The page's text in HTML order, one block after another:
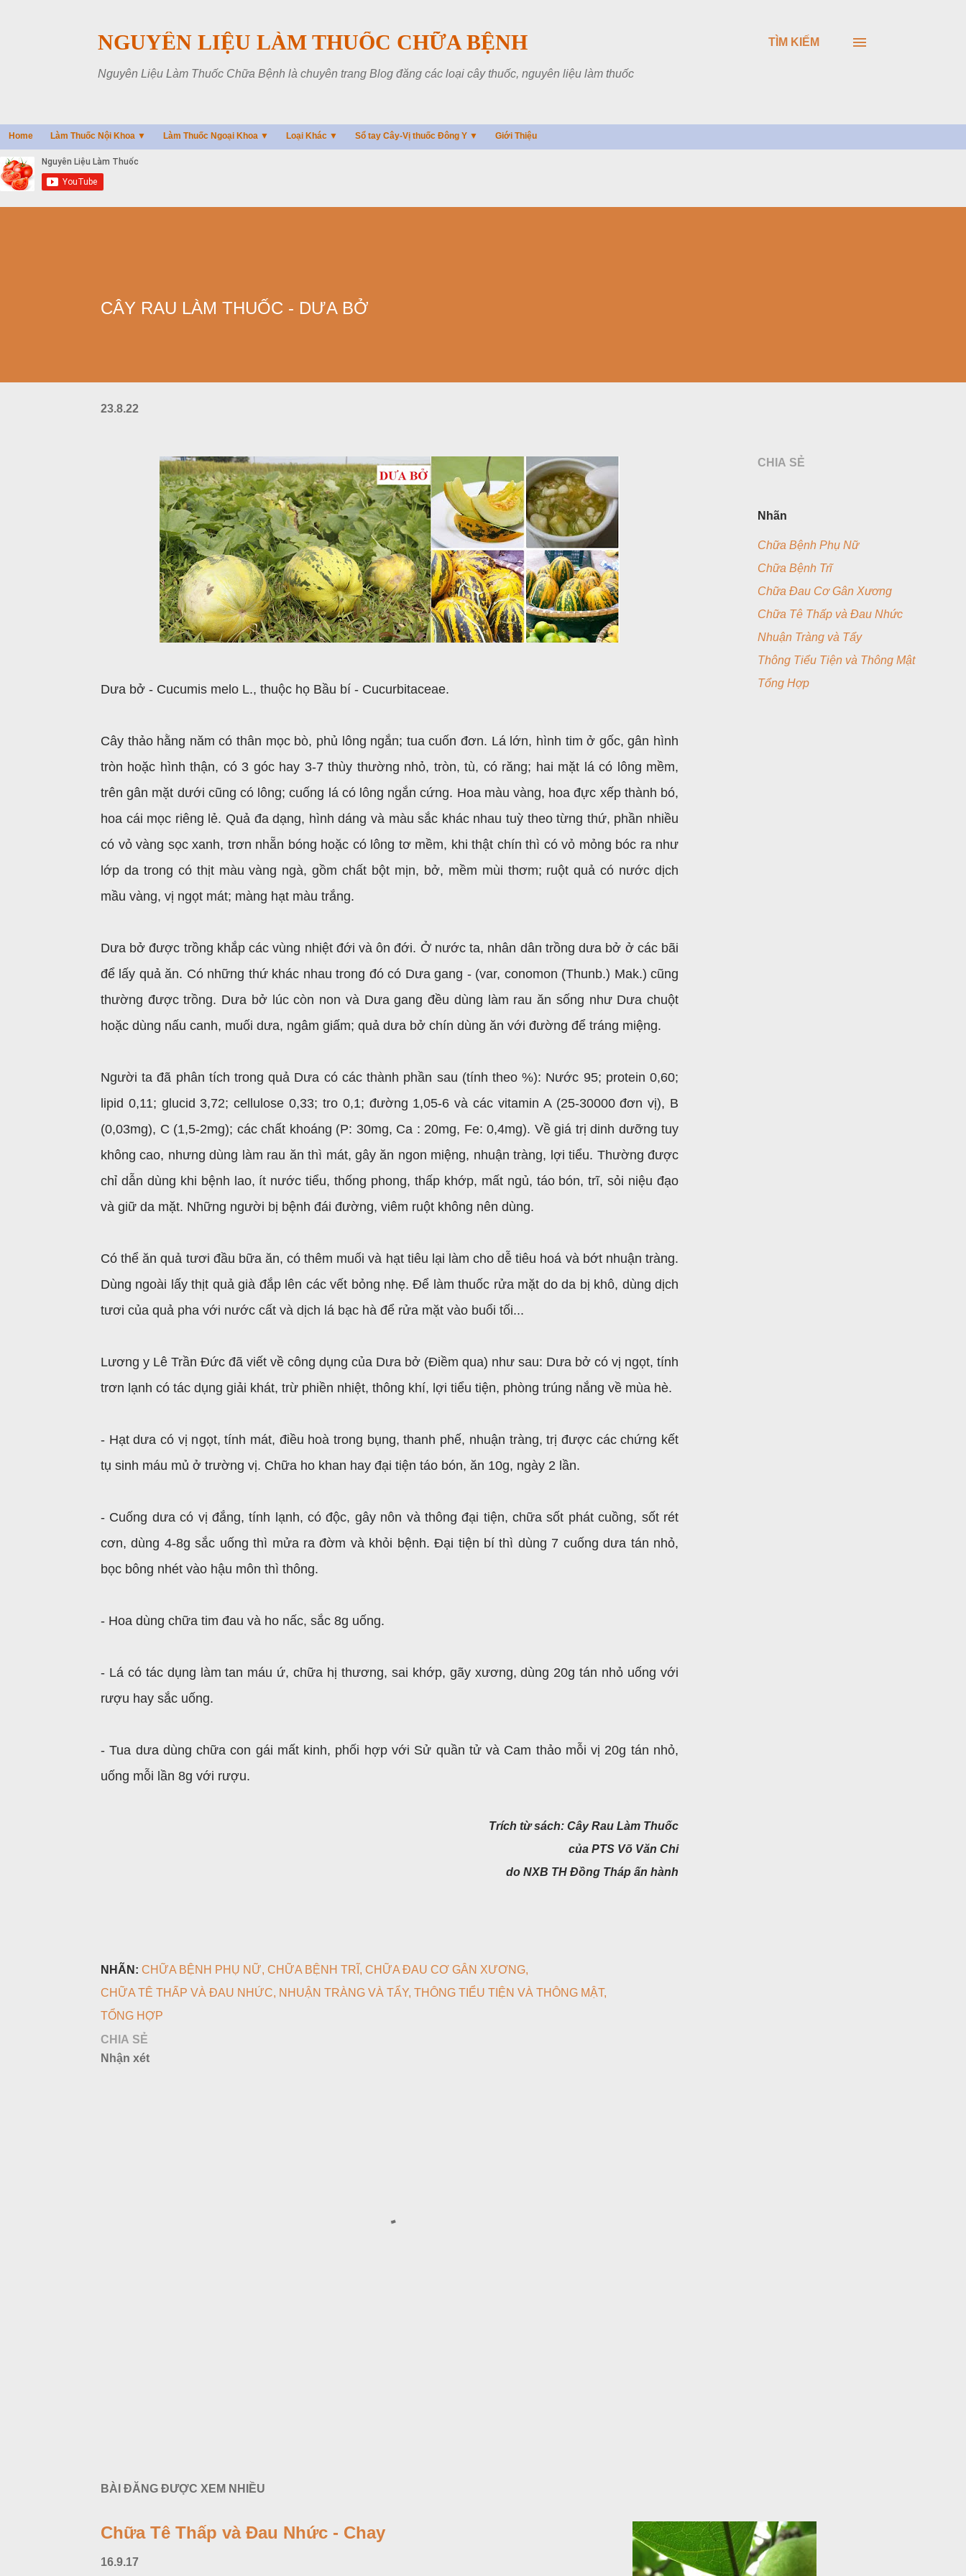
NGUYÊN LIỆU LÀM THUỐC CHỮA BỆNH
Nguyên Liệu Làm Thuốc Chữa Bệnh là chuyên trang Blog đăng các loại cây thuốc, nguyên liệu làm thuốc
TÌM KIẾM
Home Làm Thuốc Nội Khoa ▼ Làm Thuốc Ngoại Khoa ▼ Loại Khác ▼ Sổ tay Cây-Vị thuốc Đông Y ▼ Giới Thiệu
CÂY RAU LÀM THUỐC - DƯA BỞ
23.8.22
Dưa bở - Cucumis melo L., thuộc họ Bầu bí - Cucurbitaceae.
Cây thảo hằng năm có thân mọc bò, phủ lông ngắn; tua cuốn đơn. Lá lớn, hình tim ở gốc, gân hình
tròn hoặc hình thận, có 3 góc hay 3-7 thùy thường nhỏ, tròn, tù, có răng; hai mặt lá có lông mềm,
trên gân mặt dưới cũng có lông; cuống lá có lông ngắn cứng. Hoa màu vàng, hoa đực xếp thành bó,
hoa cái mọc riêng lẻ. Quả đa dạng, hình dáng và màu sắc khác nhau tuỳ theo từng thứ, phần nhiều
có vỏ vàng sọc xanh, trơn nhẵn bóng hoặc có lông tơ mềm, khi thật chín thì có vỏ mỏng bóc ra như
lớp da trong có thịt màu vàng ngà, gồm chất bột mịn, bở, mềm mùi thơm; ruột quả có nước dịch
mầu vàng, vị ngọt mát; màng hạt màu trắng.
Dưa bở được trồng khắp các vùng nhiệt đới và ôn đới. Ở nước ta, nhân dân trồng dưa bở ở các bãi
để lấy quả ăn. Có những thứ khác nhau trong đó có Dưa gang - (var, conomon (Thunb.) Mak.) cũng
thường được trồng. Dưa bở lúc còn non và Dưa gang đều dùng làm rau ăn sống như Dưa chuột
hoặc dùng nấu canh, muối dưa, ngâm giấm; quả dưa bở chín dùng ăn với đường để tráng miệng.
Người ta đã phân tích trong quả Dưa có các thành phần sau (tính theo %): Nước 95; protein 0,60;
lipid 0,11; glucid 3,72; cellulose 0,33; tro 0,1; đường 1,05-6 và các vitamin A (25-30000 đơn vị), B
(0,03mg), C (1,5-2mg); các chất khoáng (P: 30mg, Ca : 20mg, Fe: 0,4mg). Về giá trị dinh dưỡng tuy
không cao, nhưng dùng làm rau ăn thì mát, gây ăn ngon miệng, nhuận tràng, lợi tiểu. Thường được
chỉ dẫn dùng khi bệnh lao, ít nước tiểu, thống phong, thấp khớp, mất ngủ, táo bón, trĩ, sỏi niệu đạo
và giữ da mặt. Những người bị bệnh đái đường, viêm ruột không nên dùng.
Có thể ăn quả tươi đầu bữa ăn, có thêm muối và hạt tiêu lại làm cho dễ tiêu hoá và bớt nhuận tràng.
Dùng ngoài lấy thịt quả già đắp lên các vết bỏng nhẹ. Để làm thuốc rửa mặt do da bị khô, dùng dịch
tươi của quả pha với nước cất và dịch lá bạc hà để rửa mặt vào buổi tối...
Lương y Lê Trần Đức đã viết về công dụng của Dưa bở (Điềm qua) như sau: Dưa bở có vị ngọt, tính
trơn lạnh có tác dụng giải khát, trừ phiền nhiệt, thông khí, lợi tiểu tiện, phòng trúng nắng về mùa hè.
- Hạt dưa có vị ngọt, tính mát, điều hoà trong bụng, thanh phế, nhuận tràng, trị được các chứng kết
tụ sinh máu mủ ở trường vị. Chữa ho khan hay đại tiện táo bón, ăn 10g, ngày 2 lần.
- Cuống dưa có vị đắng, tính lạnh, có độc, gây nôn và thông đại tiện, chữa sốt phát cuồng, sốt rét
cơn, dùng 4-8g sắc uống thì mửa ra đờm và khỏi bệnh. Đại tiện bí thì dùng 7 cuống dưa tán nhỏ,
bọc bông nhét vào hậu môn thì thông.
- Hoa dùng chữa tim đau và ho nấc, sắc 8g uống.
- Lá có tác dụng làm tan máu ứ, chữa hị thương, sai khớp, gãy xương, dùng 20g tán nhỏ uống với
rượu hay sắc uống.
- Tua dưa dùng chữa con gái mất kinh, phối hợp với Sử quần tử và Cam thảo mỗi vị 20g tán nhỏ,
uống mỗi lần 8g với rượu.
Trích từ sách: Cây Rau Làm Thuốc
của PTS Võ Văn Chi
do NXB TH Đồng Tháp ấn hành
CHIA SẺ
Nhãn
Chữa Bệnh Phụ Nữ
Chữa Bệnh Trĩ
Chữa Đau Cơ Gân Xương
Chữa Tê Thấp và Đau Nhức
Nhuận Tràng và Tẩy
Thông Tiểu Tiện và Thông Mật
Tổng Hợp
NHÃN: CHỮA BỆNH PHỤ NỮ CHỮA BỆNH TRĨ
CHỮA ĐAU CƠ GÂN XƯƠNG
CHỮA TÊ THẤP VÀ ĐAU NHỨC
NHUẬN TRÀNG VÀ TẨY THÔNG TIỂU TIỆN VÀ THÔNG MẬT
TỔNG HỢP
CHIA SẺ
Nhận xét
BÀI ĐĂNG ĐƯỢC XEM NHIỀU
Chữa Tê Thấp và Đau Nhức - Chay
16.9.17